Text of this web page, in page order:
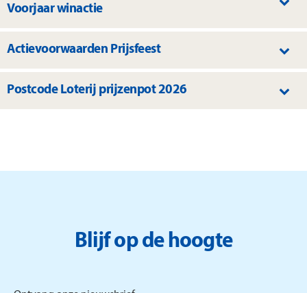
Voorjaar winactie
Actievoorwaarden Prijsfeest
Postcode Loterij prijzenpot 2026
Blijf op de hoogte